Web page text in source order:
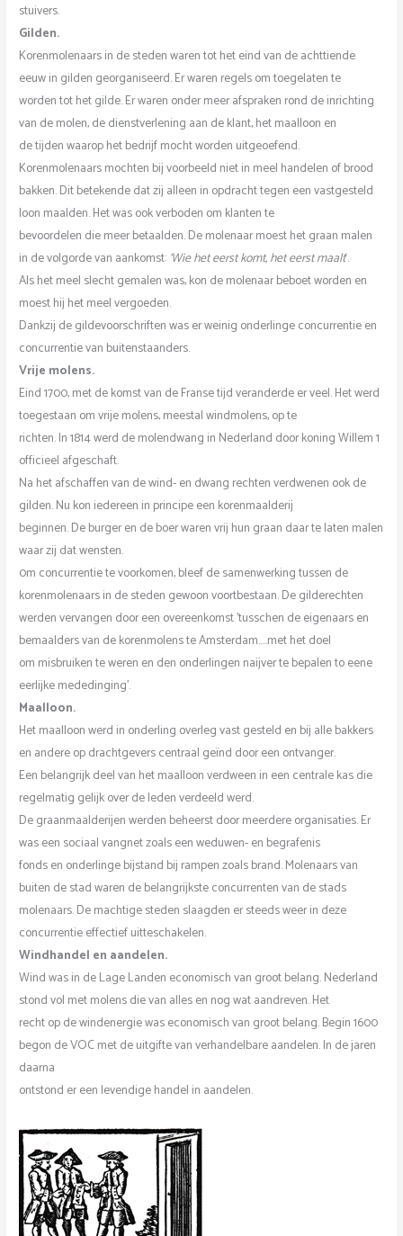
stuivers.
Gilden.
Korenmolenaars in de steden waren tot het eind van de achttiende
eeuw in gilden georganiseerd. Er waren regels om toegelaten te
worden tot het gilde. Er waren onder meer afspraken rond de inrichting
van de molen, de dienstverlening aan de klant, het maalloon en
de tijden waarop het bedrijf mocht worden uitgeoefend.
Korenmolenaars mochten bij voorbeeld niet in meel handelen of brood
bakken. Dit betekende dat zij alleen in opdracht tegen een vastgesteld
loon maalden. Het was ook verboden om klanten te
bevoordelen die meer betaalden. De molenaar moest het graan malen
in de volgorde van aankomst: ‘Wie het eerst komt, het eerst maalt‘.
Als het meel slecht gemalen was, kon de molenaar beboet worden en
moest hij het meel vergoeden.
Dankzij de gildevoorschriften was er weinig onderlinge concurrentie en
concurrentie van buitenstaanders.
Vrije molens.
Eind 1700, met de komst van de Franse tijd veranderde er veel. Het werd
toegestaan om vrije molens, meestal windmolens, op te
richten. In 1814 werd de molendwang in Nederland door koning Willem 1
officieel afgeschaft.
Na het afschaffen van de wind- en dwang rechten verdwenen ook de
gilden. Nu kon iedereen in principe een korenmaalderij
beginnen. De burger en de boer waren vrij hun graan daar te laten malen
waar zij dat wensten.
0m concurrentie te voorkomen, bleef de samenwerking tussen de
korenmolenaars in de steden gewoon voortbestaan. De gilderechten
werden vervangen door een overeenkomst ’tusschen de eigenaars en
bemaalders van de korenmolens te Amsterdam…..met het doel
om misbruiken te weren en den onderlingen naijver te bepalen to eene
eerlijke mededinging’.
Maalloon.
Het maalloon werd in onderling overleg vast gesteld en bij alle bakkers
en andere op drachtgevers centraal geïnd door een ontvanger.
Een belangrijk deel van het maalloon verdween in een centrale kas die
regelmatig gelijk over de leden verdeeld werd.
De graanmaalderijen werden beheerst door meerdere organisaties. Er
was een sociaal vangnet zoals een weduwen- en begrafenis
fonds en onderlinge bijstand bij rampen zoals brand. Molenaars van
buiten de stad waren de belangrijkste concurrenten van de stads
molenaars. De machtige steden slaagden er steeds weer in deze
concurrentie effectief uitteschakelen.
Windhandel en aandelen.
Wind was in de Lage Landen economisch van groot belang. Nederland
stond vol met molens die van alles en nog wat aandreven. Het
recht op de windenergie was economisch van groot belang. Begin 1600
begon de VOC met de uitgifte van verhandelbare aandelen. ln de jaren
daarna
ontstond er een levendige handel in aandelen.